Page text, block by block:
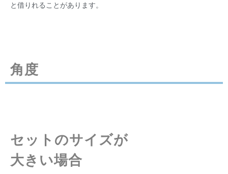
と借りれることがあります。
角度
セットのサイズが
大きい場合